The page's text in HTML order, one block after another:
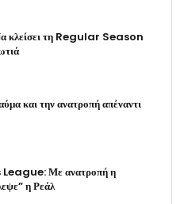
κλείσει τη Regular Season
και την ανατροπή απέναντι
Με ανατροπή η
η Ρεάλ